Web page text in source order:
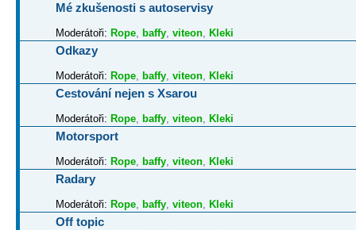
Mé zkušenosti s autoservisy
Moderátoři: Rope, baffy, viteon, Kleki
Odkazy
Moderátoři: Rope, baffy, viteon, Kleki
Cestování nejen s Xsarou
Moderátoři: Rope, baffy, viteon, Kleki
Motorsport
Moderátoři: Rope, baffy, viteon, Kleki
Radary
Moderátoři: Rope, baffy, viteon, Kleki
Off topic